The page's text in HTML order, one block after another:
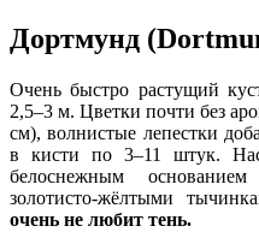
Дортмунд
Очень быстро растущий
2,5–3 м. Цветки почти без
см), волнистые лепестки
в кисти по 3–11 штук.
белоснежным
золотисто-жёлтыми
очень не любит тень.